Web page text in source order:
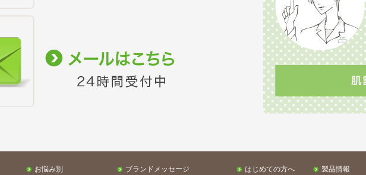
お悩み別 ブランドメッセージ はじめての方へ 製品情報